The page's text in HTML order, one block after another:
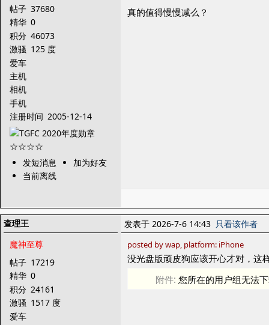
帖子 37680
精华 0
积分 46073
激骚 125 度
爱车
主机
相机
手机
注册时间 2005-12-14
发短消息
加为好友
当前离线
真的值得慢慢减么？
查理王
魔神至尊
帖子 17219
精华 0
积分 24161
激骚 1517 度
爱车
发表于 2026-7-6 14:43 只看该作者
posted by wap, platform: iPhone
没光盘版顽皮狗应该开心才对，这
附件:您所在的用户组无法